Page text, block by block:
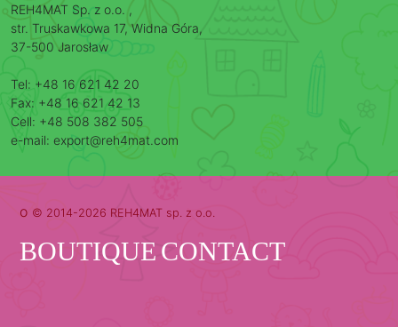
REH4MAT Sp. z o.o. ,
str. Truskawkowa 17, Widna Góra,
37-500 Jarosław
Tel: +48 16 621 42 20
Fax: +48 16 621 42 13
Cell: +48 508 382 505
e-mail: export@reh4mat.com
o © 2014-2026 REH4MAT sp. z o.o.
BOUTIQUE CONTACT